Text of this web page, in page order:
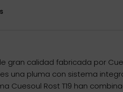
gran calidad fabricada por
es una pluma con sistema
Cuesoul Rost T19 han